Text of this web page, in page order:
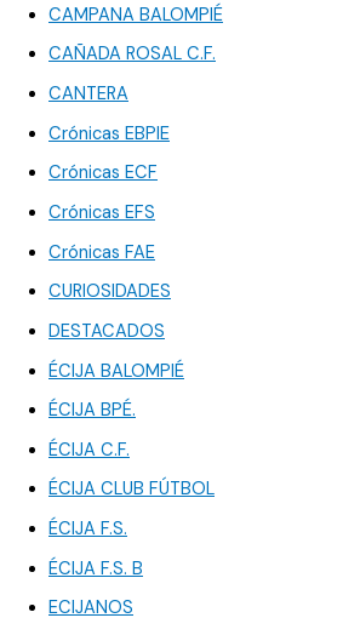
CAMPANA BALOMPIÉ
CAÑADA ROSAL C.F.
CANTERA
Crónicas EBPIE
Crónicas ECF
Crónicas EFS
Crónicas FAE
CURIOSIDADES
DESTACADOS
ÉCIJA BALOMPIÉ
ÉCIJA BPÉ.
ÉCIJA C.F.
ÉCIJA CLUB FÚTBOL
ÉCIJA F.S.
ÉCIJA F.S. B
ECIJANOS